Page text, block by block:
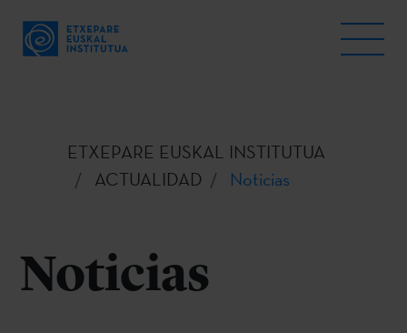
ETXEPARE EUSKAL INSTITUTUA
ACTUALIDAD
Noticias
Noticias